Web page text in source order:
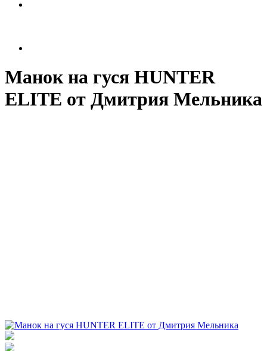
Манок на гуся HUNTER
ELITE от Дмитрия Мельника